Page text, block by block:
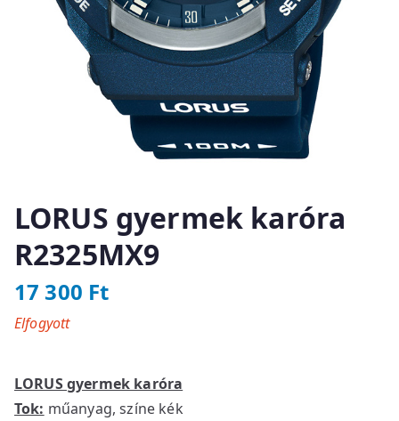
LORUS gyermek karóra
R2325MX9
17 300 Ft
LORUS gyermek karóra
Tok: műanyag, színe kék
Elfogyott